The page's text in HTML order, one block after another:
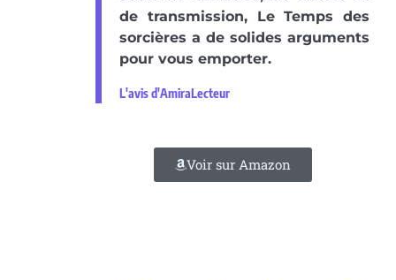
de transmission, Le Temps des
sorcières a de solides arguments
pour vous emporter.
L'avis d'AmiraLecteur
Voir sur Amazon